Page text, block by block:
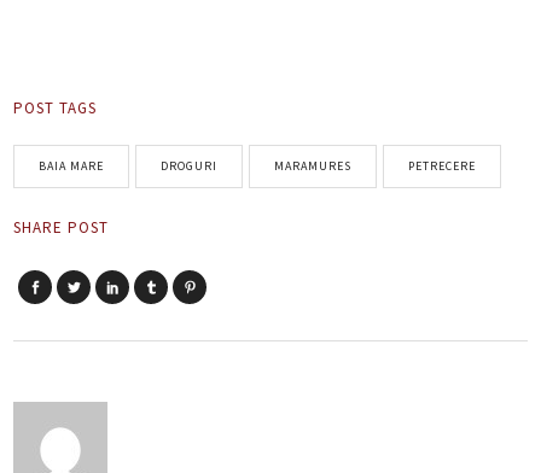
POST TAGS
BAIA MARE DROGURI MARAMURES PETRECERE
SHARE POST